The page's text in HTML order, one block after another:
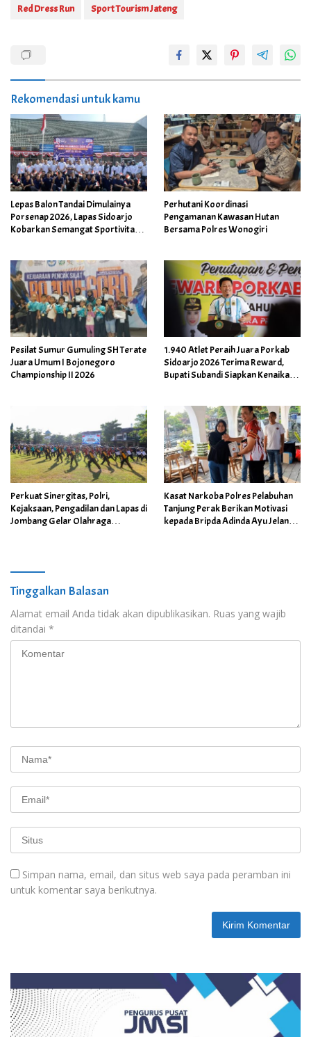
Red Dress Run Sport Tourism Jateng
Rekomendasi untuk kamu
Lepas Balon Tandai Dimulainya
Porsenap 2026, Lapas Sidoarjo
Kobarkan Semangat Sportivitas
Perhutani Koordinasi
Pengamanan Kawasan Hutan
Bersama Polres Wonogiri
Pesilat Sumur Gumuling SH Terate
Juara Umum I Bojonegoro
Championship II 2026
1.940 Atlet Peraih Juara Porkab
Sidoarjo 2026 Terima Reward,
Bupati Subandi Siapkan Kenaikan
Perkuat Sinergitas, Polri,
Kejaksaan, Pengadilan dan Lapas di
Jombang Gelar Olahraga
Kasat Narkoba Polres Pelabuhan
Tanjung Perak Berikan Motivasi
kepada Bripda Adinda Ayu Jelang
Tinggalkan Balasan
Alamat email Anda tidak akan dipublikasikan. Ruas yang wajib
ditandai *
Simpan nama, email, dan situs web saya pada peramban ini
untuk komentar saya berikutnya.